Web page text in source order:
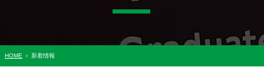
HOME › 新着情報